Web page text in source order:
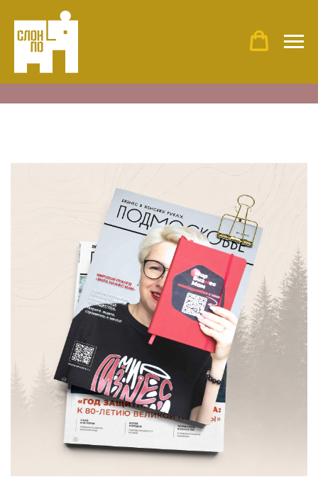
Главная
Журнал
«Подмосковье»
— о людях, культуре, истории,
бизнесе и современном развитии